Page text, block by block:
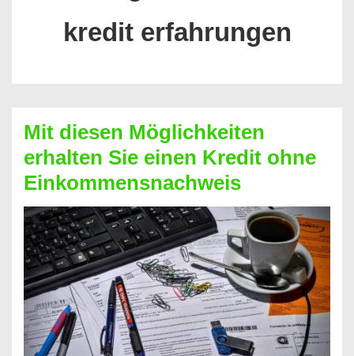
kredit erfahrungen
Mit diesen Möglichkeiten
erhalten Sie einen Kredit ohne
Einkommensnachweis